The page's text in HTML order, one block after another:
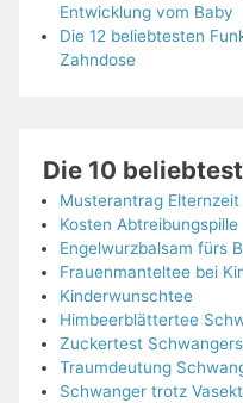
Entwicklung vom Baby
Die 12 beliebtesten
Zahndose
Die 10
Musterantrag Elternzeit
Kosten Abtreibungspille
Engelwurzbalsam fürs
Frauenmanteltee bei
Kinderwunschtee
Himbeerblättertee
Zuckertest
Traumdeutung
Schwanger trotz